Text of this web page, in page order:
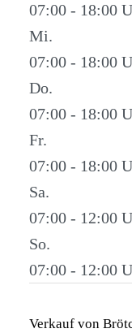
07:00 - 18:00
Mi.
07:00 - 18:00
Do.
07:00 - 18:00
Fr.
07:00 - 18:00
Sa.
07:00 - 12:00
So.
07:00 - 12:00
Verkauf von